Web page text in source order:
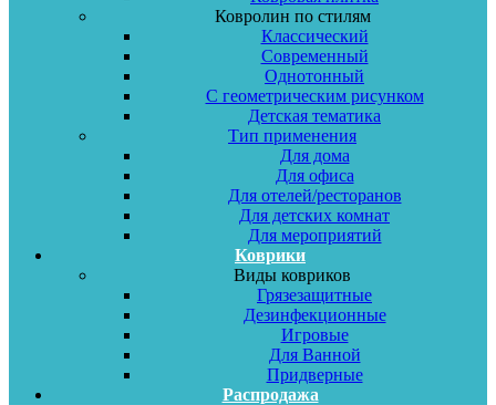
Ковролин по стилям
Классический
Современный
Однотонный
С геометрическим рисунком
Детская тематика
Тип применения
Для дома
Для офиса
Для отелей/ресторанов
Для детских комнат
Для мероприятий
Коврики
Виды ковриков
Грязезащитные
Дезинфекционные
Игровые
Для Ванной
Придверные
Распродажа